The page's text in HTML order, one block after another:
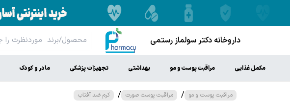
داروخانه دکتر سولماز رستمی
مکمل غذایی مراقبت پوست و مو بهداشتی تجهیزات پزشکی مادر و کودک
مراقبت پوست و مو / مراقبت پوست صورت / کرم ضد آفتاب